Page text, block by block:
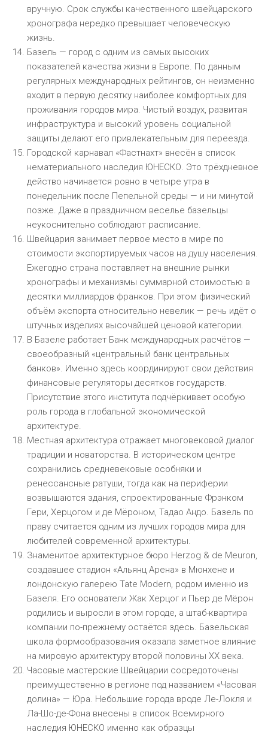
вручную. Срок службы качественного швейцарского
хронографа нередко превышает человеческую
жизнь.
Базель — город с одним из самых высоких
показателей качества жизни в Европе. По данным
регулярных международных рейтингов, он неизменно
входит в первую десятку наиболее комфортных для
проживания городов мира. Чистый воздух, развитая
инфраструктура и высокий уровень социальной
защиты делают его привлекательным для переезда.
Городской карнавал «Фастнахт» внесён в список
нематериального наследия ЮНЕСКО. Это трёхдневное
действо начинается ровно в четыре утра в
понедельник после Пепельной среды — и ни минутой
позже. Даже в праздничном веселье базельцы
неукоснительно соблюдают расписание.
Швейцария занимает первое место в мире по
стоимости экспортируемых часов на душу населения.
Ежегодно страна поставляет на внешние рынки
хронографы и механизмы суммарной стоимостью в
десятки миллиардов франков. При этом физический
объём экспорта относительно невелик — речь идёт о
штучных изделиях высочайшей ценовой категории.
В Базеле работает Банк международных расчётов —
своеобразный «центральный банк центральных
банков». Именно здесь координируют свои действия
финансовые регуляторы десятков государств.
Присутствие этого института подчёркивает особую
роль города в глобальной экономической
архитектуре.
Местная архитектура отражает многовековой диалог
традиции и новаторства. В историческом центре
сохранились средневековые особняки и
ренессансные ратуши, тогда как на периферии
возвышаются здания, спроектированные Фрэнком
Гери, Херцогом и де Мёроном, Тадао Андо. Базель по
праву считается одним из лучших городов мира для
любителей современной архитектуры.
Знаменитое архитектурное бюро Herzog & de Meuron,
создавшее стадион «Альянц Арена» в Мюнхене и
лондонскую галерею Tate Modern, родом именно из
Базеля. Его основатели Жак Херцог и Пьер де Мёрон
родились и выросли в этом городе, а штаб-квартира
компании по-прежнему остаётся здесь. Базельская
школа формообразования оказала заметное влияние
на мировую архитектуру второй половины XX века.
Часовые мастерские Швейцарии сосредоточены
преимущественно в регионе под названием «Часовая
долина» — Юра. Небольшие города вроде Ле-Локля и
Ла-Шо-де-Фона внесены в список Всемирного
наследия ЮНЕСКО именно как образцы